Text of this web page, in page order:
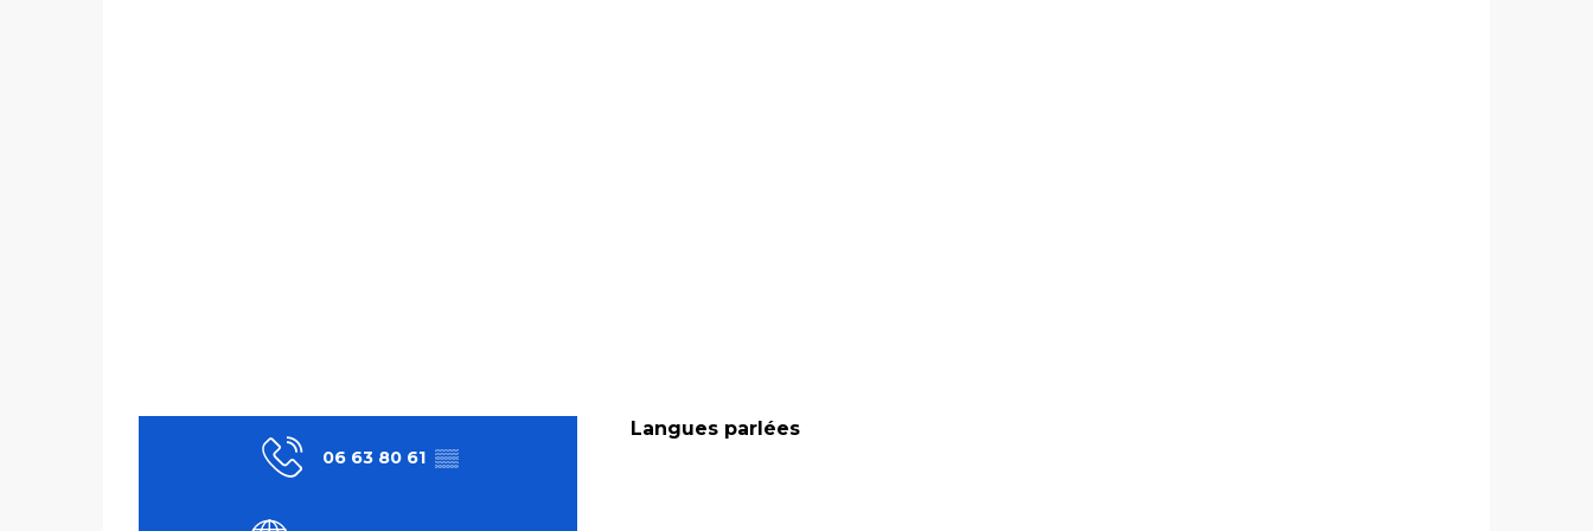
06 63 80 61 ▒▒
Langues parlées
Langues parlées